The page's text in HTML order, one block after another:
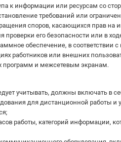
к информации или ресурсам со
требований или
споров, касающихся прав на
проверки его безопасности или в
обеспечение, в соответствии
работников или внешних
программ и межсетевым экранам.
учитывать, должны включать в
для дистанционной работы и
работы, категорий информации,